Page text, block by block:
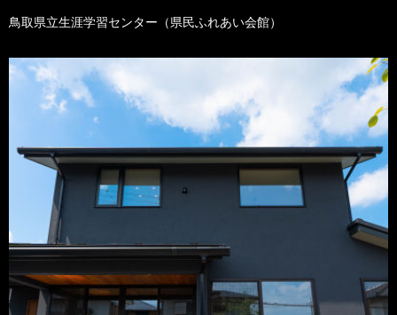
鳥取県立生涯学習センター（県民ふれあい会館）